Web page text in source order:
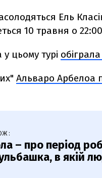
Ель
10 травня о
цьому турі
Альваро Арбелоа
:
– про період
в якій